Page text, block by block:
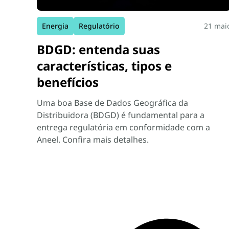
Energia Regulatório 21
BDGD: entenda suas
características, tipos e
benefícios
Uma boa Base de Dados Geográfica da
Distribuidora (BDGD) é fundamental para a
entrega regulatória em conformidade com a
Aneel. Confira mais detalhes.